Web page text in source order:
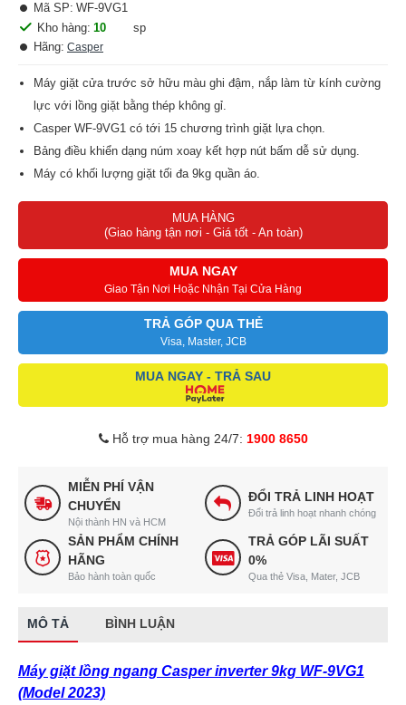
Kho hàng: 10
sp
Hãng: Casper
Mã SP: WF-9VG1
Máy giặt cửa trước sở hữu màu ghi đậm, nắp làm từ kính cường
lực với lồng giặt bằng thép không gỉ.
Casper WF-9VG1 có tới 15 chương trình giặt lựa chọn.
Bảng điều khiển dạng núm xoay kết hợp nút bấm dễ sử dụng.
Máy có khối lượng giặt tối đa 9kg quần áo.
MUA HÀNG
(Giao hàng tận nơi - Giá tốt - An toàn)
MUA NGAY
Giao Tận Nơi Hoặc Nhận Tại Cửa Hàng
TRẢ GÓP QUA THẺ
Visa, Master, JCB
MUA NGAY - TRẢ SAU
Hỗ trợ mua hàng 24/7: 1900 8650
MIỄN PHÍ VẬN
CHUYỂN
Nội thành HN và HCM
ĐỔI TRẢ LINH HOẠT
Đổi trả linh hoạt nhanh chóng
SẢN PHẨM CHÍNH
HÃNG
Bảo hành toàn quốc
TRẢ GÓP LÃI SUẤT
0%
Qua thẻ Visa, Mater, JCB
MÔ TẢ BÌNH LUẬN
Máy giặt lồng ngang Casper inverter 9kg WF-9VG1
(Model 2023)